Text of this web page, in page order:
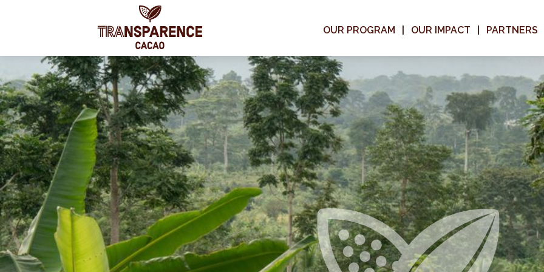
OUR PROGRAM OUR IMPACT PARTNERS